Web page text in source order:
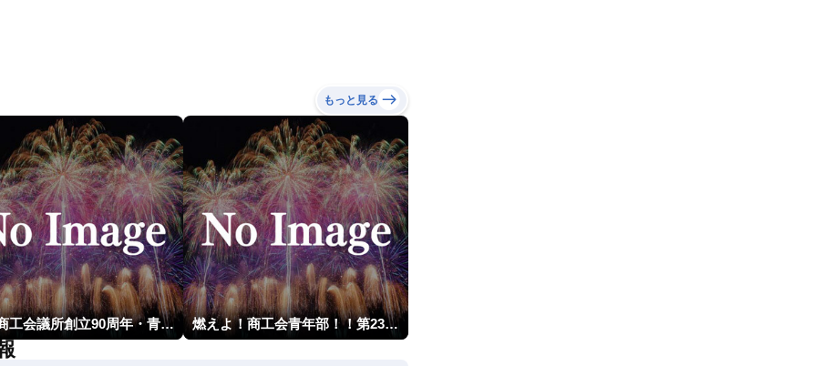
もっと見る
川口商工会議所創立90周年・青年部40周年・女性会30周年記念 第6回川口花火大会 燃えよ！商工会青年部！！第23回こうのす花火大会